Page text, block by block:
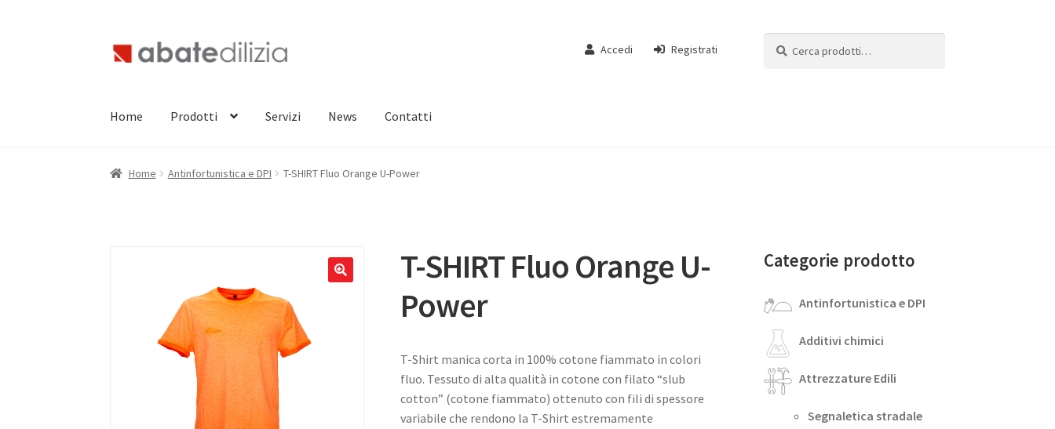
Vai
alla
Vai
al
Accedi Registrati
Home Prodotti Servizi News Contatti
Home Antinfortunistica e DPI T-SHIRT Fluo Orange U-Power
T-SHIRT Fluo Orange U-
Power
T-Shirt manica corta in 100% cotone fiammato in colori
fluo. Tessuto di alta qualità in cotone con filato “slub
cotton” (cotone fiammato) ottenuto con fili di spessore
variabile che rendono la T-Shirt estremamente
Categorie prodotto
Antinfortunistica e DPI
Additivi chimici
Attrezzature Edili
Segnaletica stradale